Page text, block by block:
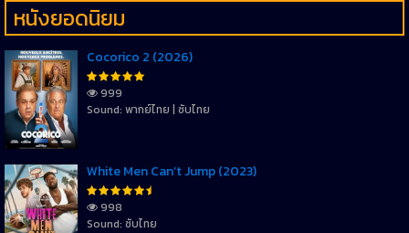
หนังยอดนิยม
Cocorico 2 (2026)
999
Sound: พากย์ไทย | ซับไทย
White Men Can’t Jump (2023)
998
Sound: ซับไทย